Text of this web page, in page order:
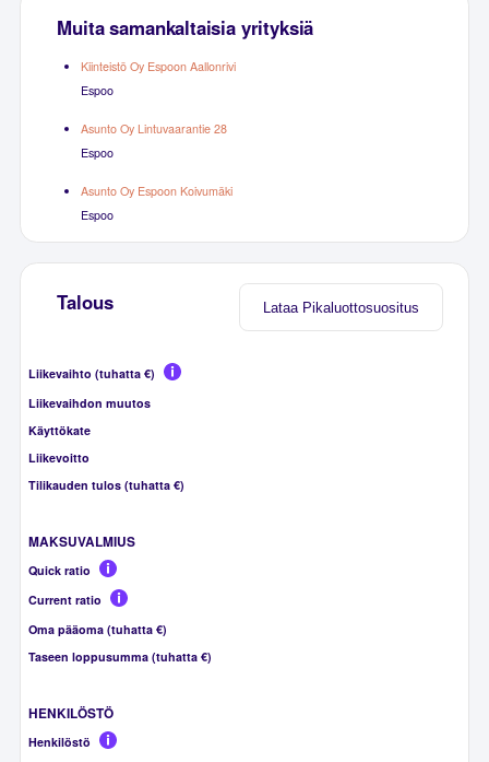
Muita samankaltaisia yrityksiä
Kiinteistö Oy Espoon Aallonrivi
Espoo
Asunto Oy Lintuvaarantie 28
Espoo
Asunto Oy Espoon Koivumäki
Espoo
Lataa Pikaluottosuositus
Talous
Liikevaihto (tuhatta €)
Liikevaihdon muutos
Käyttökate
Liikevoitto
Tilikauden tulos (tuhatta €)
MAKSUVALMIUS
Quick ratio
Current ratio
Oma pääoma (tuhatta €)
Taseen loppusumma (tuhatta €)
HENKILÖSTÖ
Henkilöstö